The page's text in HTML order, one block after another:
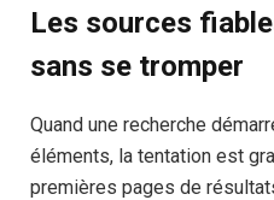
Les sources
sans se tromper
Quand une recherche
éléments, la tentation est
premières pages de